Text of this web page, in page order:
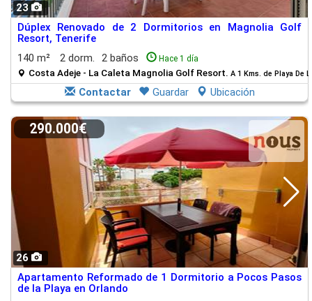
23
Dúplex Renovado de 2 Dormitorios en Magnolia Golf
Resort, Tenerife
140 m²
2 dorm. 2 baños Hace 1 día
Costa Adeje - La Caleta Magnolia Golf Resort. A 1 Kms. de Playa De
Contactar Guardar Ubicación
26
290.000€
Apartamento Reformado de 1 Dormitorio a Pocos Pasos
de la Playa en Orlando